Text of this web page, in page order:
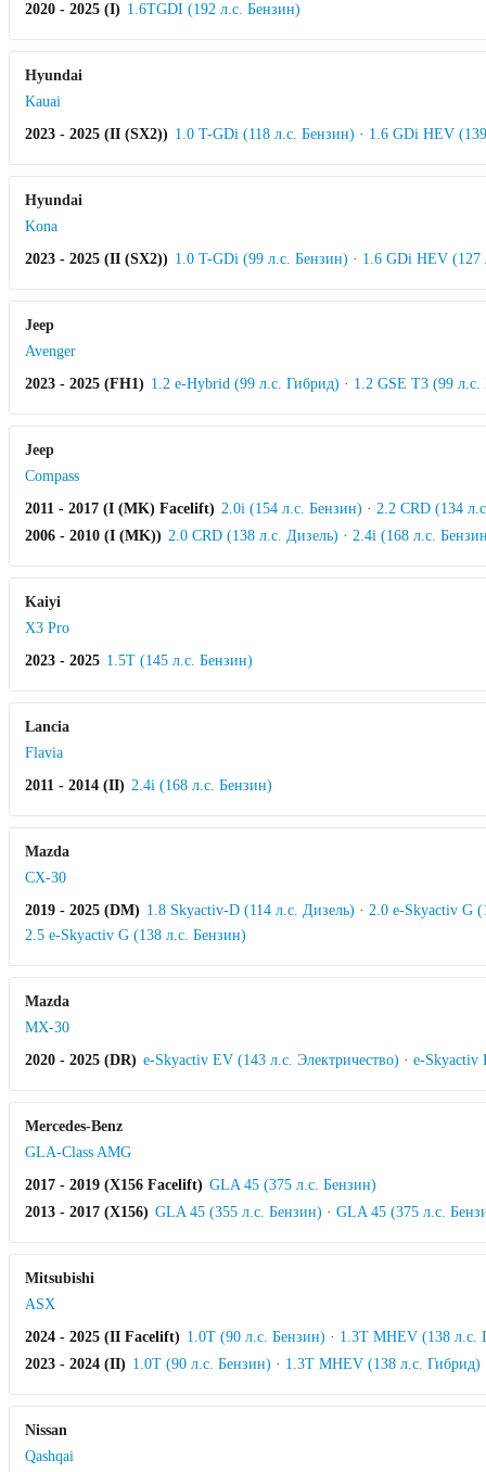
2020 - 2025 (I) 1.6TGDI (192 л.с. Бензин)
Hyundai
Kauai
2023 - 2025 (II (SX2)) 1.0 T-GDi (118 л.с. Бензин) · 1.6 GDi HEV
Hyundai
Kona
2023 - 2025 (II (SX2)) 1.0 T-GDi (99 л.с. Бензин) · 1.6 GDi HEV (127
Jeep
Avenger
2023 - 2025 (FH1) 1.2 e-Hybrid (99 л.с. Гибрид) · 1.2 GSE T3 (99 л.с.
Jeep
Compass
2011 - 2017 (I (MK) Facelift) 2.0i (154 л.с. Бензин) · 2.2 CRD (134
2006 - 2010 (I (MK)) 2.0 CRD (138 л.с. Дизель) · 2.4i (168 л.с.
Kaiyi
X3 Pro
2023 - 2025 1.5T (145 л.с. Бензин)
Lancia
Flavia
2011 - 2014 (II) 2.4i (168 л.с. Бензин)
Mazda
CX-30
2019 - 2025 (DM) 1.8 Skyactiv-D (114 л.с. Дизель) · 2.0 e-Skyactiv G
2.5 e-Skyactiv G (138 л.с. Бензин)
Mazda
MX-30
2020 - 2025 (DR) e-Skyactiv EV (143 л.с. Электричество) · e-Skyactiv
Mercedes-Benz
GLA-Class AMG
2017 - 2019 (X156 Facelift) GLA 45 (375 л.с. Бензин)
2013 - 2017 (X156) GLA 45 (355 л.с. Бензин) · GLA 45 (375 л.с.
Mitsubishi
ASX
2024 - 2025 (II Facelift) 1.0T (90 л.с. Бензин) · 1.3T MHEV (138 л.с.
2023 - 2024 (II) 1.0T (90 л.с. Бензин) · 1.3T MHEV (138 л.с. Гибрид)
Nissan
Qashqai